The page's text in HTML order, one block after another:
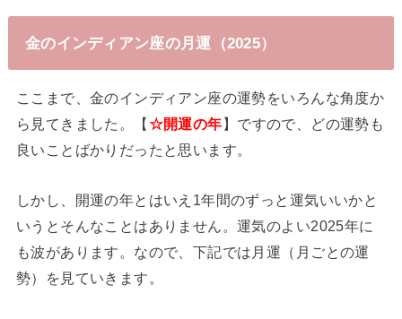
金のインディアン座の月運（2025）
ここまで、金のインディアン座の運勢をいろんな角度か
ら見てきました。【 ☆開運の年 】ですので、どの運勢も
良いことばかりだったと思います。
しかし、開運の年とはいえ1年間のずっと運気いいかと
いうとそんなことはありません。運気のよい2025年に
も波があります。なので、下記では月運（月ごとの運
勢）を見ていきます。